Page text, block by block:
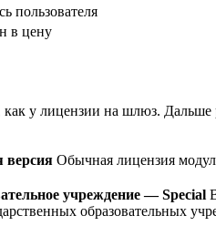
пользователя
в цену
как у лицензии на шлюз.
версия Обычная лицензия
учреждение — Special
образовательных